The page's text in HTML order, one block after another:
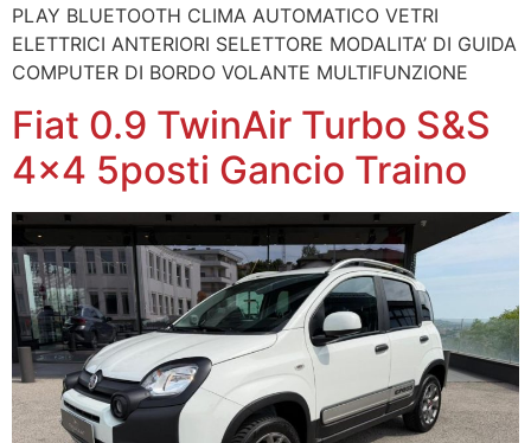
PLAY BLUETOOTH CLIMA AUTOMATICO VETRI
ELETTRICI ANTERIORI SELETTORE MODALITA’ DI GUIDA
COMPUTER DI BORDO VOLANTE MULTIFUNZIONE
Fiat 0.9 TwinAir Turbo S&S
4×4 5posti Gancio Traino